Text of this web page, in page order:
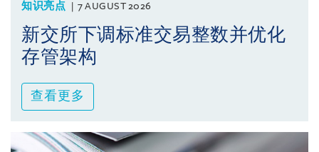
知识亮点 7 AUGUST 2026
新交所下调标准交易整数并优化
存管架构
查看更多